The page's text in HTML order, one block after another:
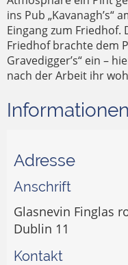
ins Pub „Kavanagh’s“
Eingang zum Friedhof.
Friedhof brachte dem
Gravedigger’s“ ein –
nach der Arbeit ihr
Adresse
Anschrift
Glasnevin Finglas
Dublin 11
Kontakt